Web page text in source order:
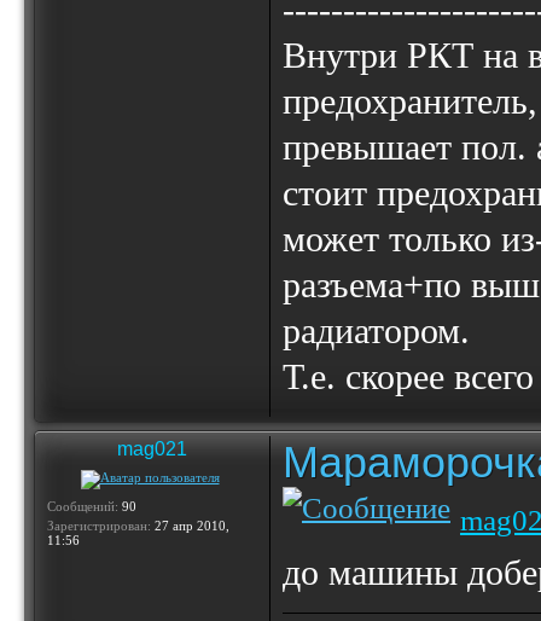
Внутри РКТ на
превышает пол.
стоит
может только
разъема+по
радиатором.
Т.е. скорее
mag021
Сообщений: 90
Зарегистрирован: 27 апр 2010,
11:56
до машины